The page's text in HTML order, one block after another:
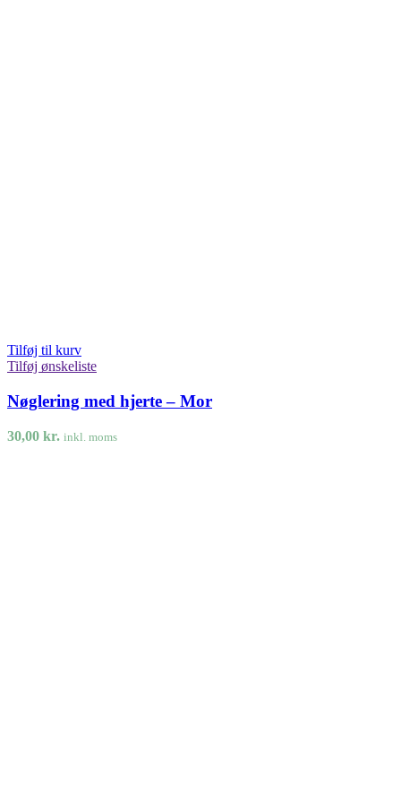
Tilføj til kurv
Tilføj ønskeliste
Nøglering med hjerte – Mor
30,00 kr. inkl. moms